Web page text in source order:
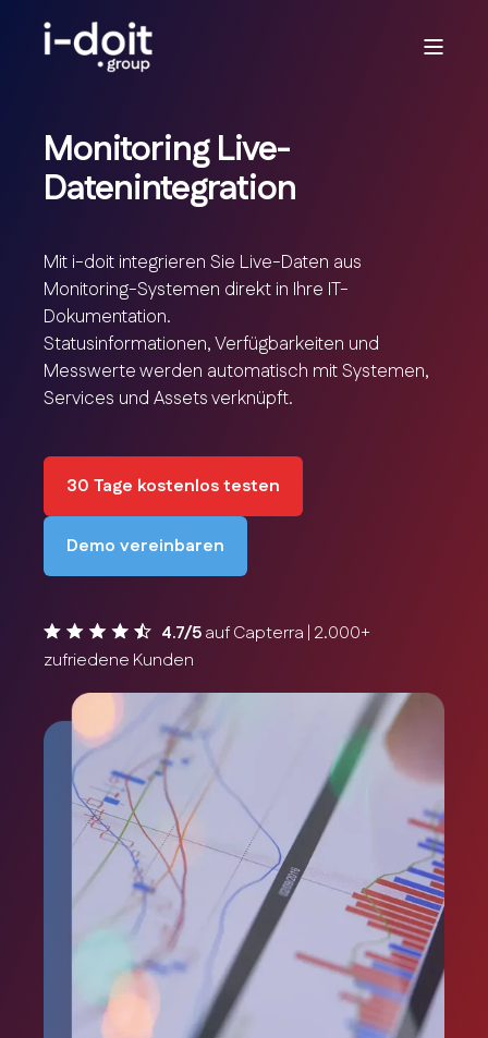
Monitoring Live-
Datenintegration
Mit i-doit integrieren Sie Live-Daten aus
Monitoring-Systemen direkt in Ihre IT-
Dokumentation.
Statusinformationen, Verfügbarkeiten und
Messwerte werden automatisch mit Systemen,
Services und Assets verknüpft.
30 Tage kostenlos testen
Demo vereinbaren
4.7/5auf Capterra | 2.000+
zufriedene Kunden